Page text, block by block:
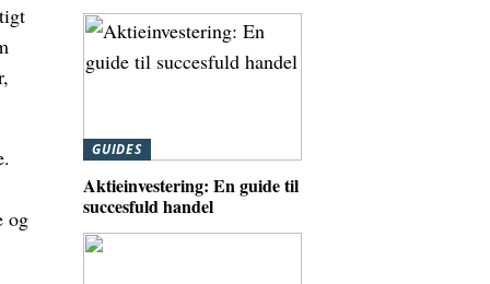
og
GUIDES
Aktieinvestering: En guide til
succesfuld handel